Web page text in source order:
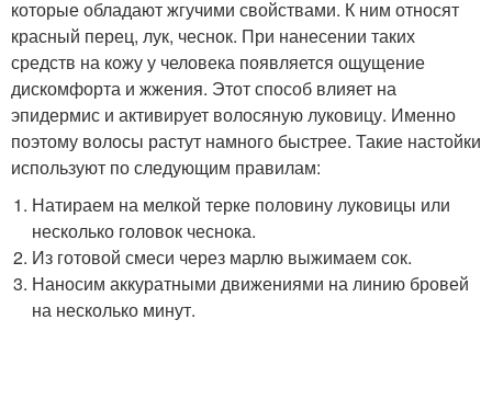
которые обладают жгучими свойствами. К ним относят
красный перец, лук, чеснок. При нанесении таких
средств на кожу у человека появляется ощущение
дискомфорта и жжения. Этот способ влияет на
эпидермис и активирует волосяную луковицу. Именно
поэтому волосы растут намного быстрее. Такие настойки
используют по следующим правилам:
Натираем на мелкой терке половину луковицы или
несколько головок чеснока.
Из готовой смеси через марлю выжимаем сок.
Наносим аккуратными движениями на линию бровей
на несколько минут.